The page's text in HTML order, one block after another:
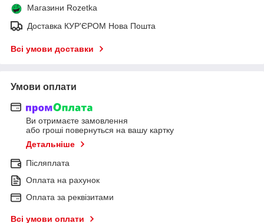
Магазини Rozetka
Доставка КУР'ЄРОМ Нова Пошта
Всі умови доставки
Умови оплати
Ви отримаєте замовлення
або гроші повернуться на вашу картку
Детальніше
Післяплата
Оплата на рахунок
Оплата за реквізитами
Всі умови оплати